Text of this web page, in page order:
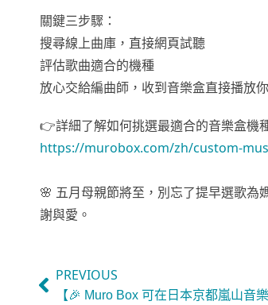
關鍵三步驟：
搜尋線上曲庫，直接網頁試聽
評估歌曲適合的機種
放心交給編曲師，收到音樂盒直接播放
👉詳細了解如何挑選最適合的音樂盒機
https://murobox.com/zh/custom-
🌸 五月母親節將至，別忘了提早選歌
謝與愛。
PREVIOUS